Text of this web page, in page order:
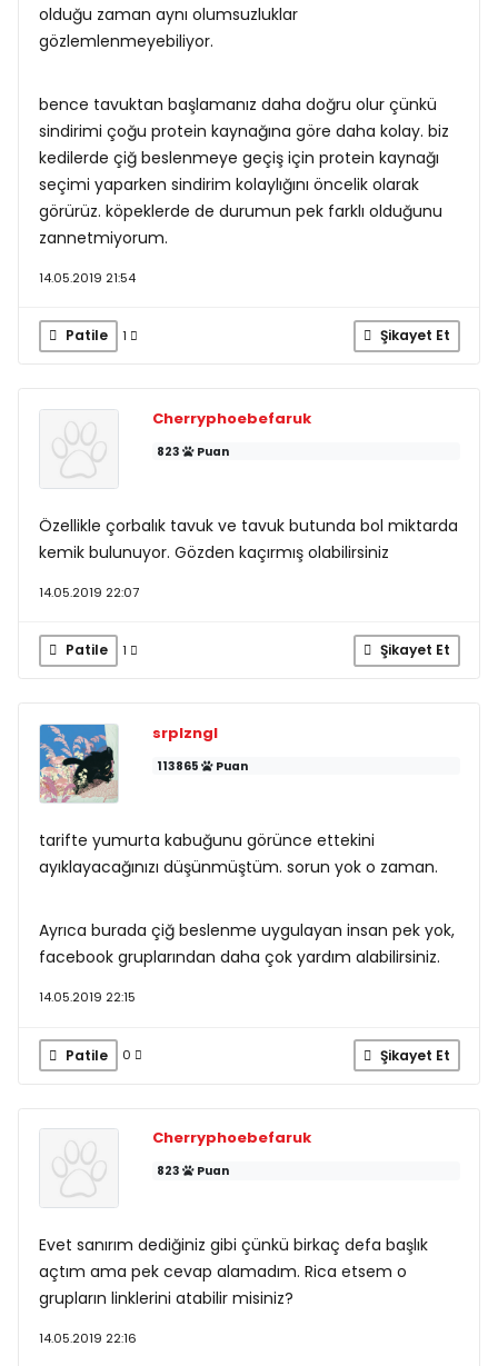
olduğu zaman aynı olumsuzluklar
gözlemlenmeyebiliyor.
bence tavuktan başlamanız daha doğru olur çünkü
sindirimi çoğu protein kaynağına göre daha kolay. biz
kedilerde çiğ beslenmeye geçiş için protein kaynağı
seçimi yaparken sindirim kolaylığını öncelik olarak
görürüz. köpeklerde de durumun pek farklı olduğunu
zannetmiyorum.
14.05.2019 21:54
Patile 1 Şikayet Et
Cherryphoebefaruk
823 Puan
Özellikle çorbalık tavuk ve tavuk butunda bol miktarda
kemik bulunuyor. Gözden kaçırmış olabilirsiniz
14.05.2019 22:07
Patile 1 Şikayet Et
srplzngl
113865 Puan
tarifte yumurta kabuğunu görünce ettekini
ayıklayacağınızı düşünmüştüm. sorun yok o zaman.
Ayrıca burada çiğ beslenme uygulayan insan pek yok,
facebook gruplarından daha çok yardım alabilirsiniz.
14.05.2019 22:15
Patile 0 Şikayet Et
Cherryphoebefaruk
823 Puan
Evet sanırım dediğiniz gibi çünkü birkaç defa başlık
açtım ama pek cevap alamadım. Rica etsem o
grupların linklerini atabilir misiniz?
14.05.2019 22:16